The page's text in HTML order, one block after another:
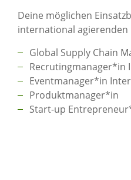
Deine möglichen
international agierenden
Global Supply Chain
Recrutingmanager*in
Eventmanager*in
Produktmanager*in
Start-up